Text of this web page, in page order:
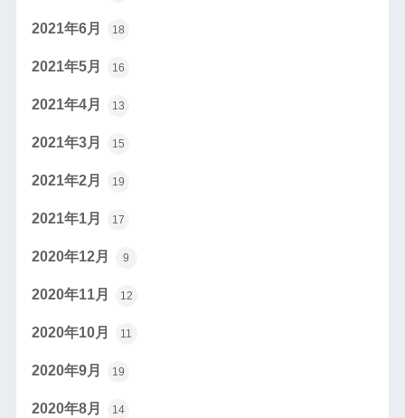
2021年6月 18
2021年5月 16
2021年4月 13
2021年3月 15
2021年2月 19
2021年1月 17
2020年12月 9
2020年11月 12
2020年10月 11
2020年9月 19
2020年8月 14